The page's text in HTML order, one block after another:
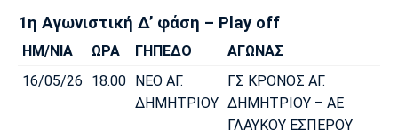
Αστέρας
Πόρτο Μπενφίκα
1η Αγωνιστική Δ’ φάση – Play off
ΗΜ/ΝΙΑ ΩΡΑ ΓΗΠΕΔΟ
ΑΓΩΝΑΣ
16/05/26
18.00 ΝΕΟ ΑΓ.
ΔΗΜΗΤΡΙΟΥ
ΓΣ ΚΡΟΝΟΣ ΑΓ.
ΔΗΜΗΤΡΙΟΥ – ΑΕ
ΓΛΑΥΚΟΥ ΕΣΠΕΡΟΥ